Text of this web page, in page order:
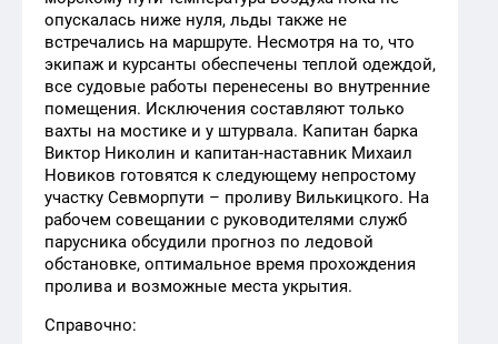
опускалась ниже нуля, льды также не
встречались на маршруте. Несмотря на то, что
экипаж и курсанты обеспечены теплой одеждой,
все судовые работы перенесены во внутренние
помещения. Исключения составляют только
вахты на мостике и у штурвала. Капитан барка
Виктор Николин и капитан-наставник Михаил
Новиков готовятся к следующему непростому
участку Севморпути – проливу Вилькицкого. На
рабочем совещании с руководителями служб
парусника обсудили прогноз по ледовой
обстановке, оптимальное время прохождения
пролива и возможные места укрытия.
Справочно: